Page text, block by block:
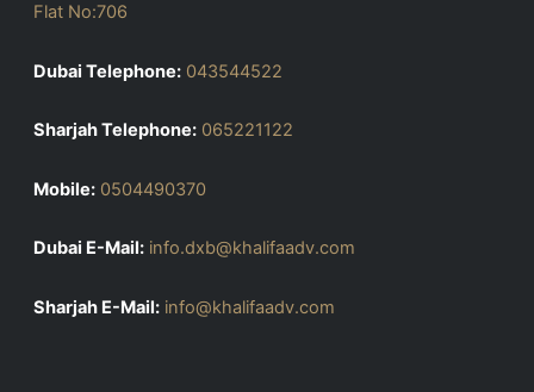
Flat No:706
Dubai Telephone: 043544522
Sharjah Telephone: 065221122
Mobile: 0504490370
Dubai E-Mail: info.dxb@khalifaadv.com
Sharjah E-Mail: info@khalifaadv.com